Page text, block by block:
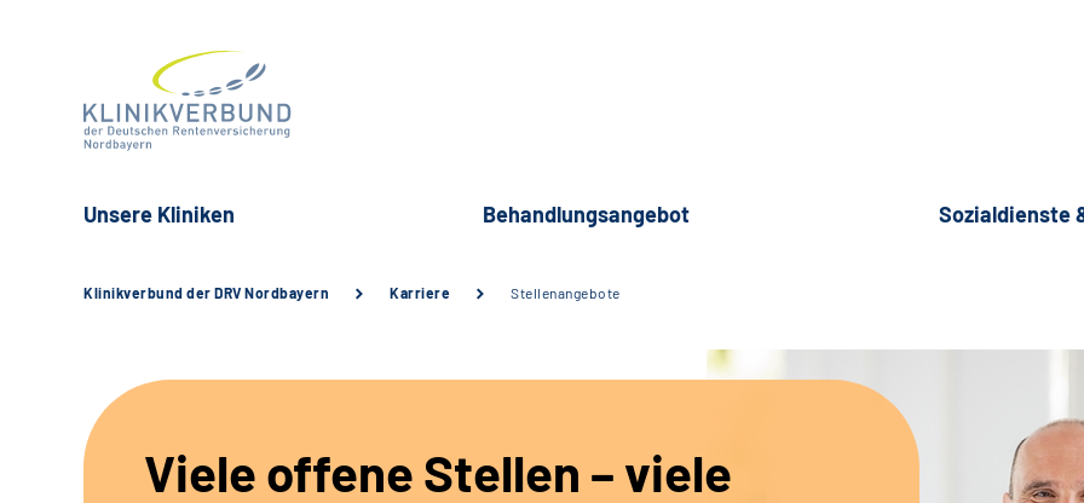
Unsere Kliniken Behandlungsangebot Sozialdienste
Klinikverbund der DRV Nordbayern Karriere Stellenangebote
Viele offene Stellen – viele